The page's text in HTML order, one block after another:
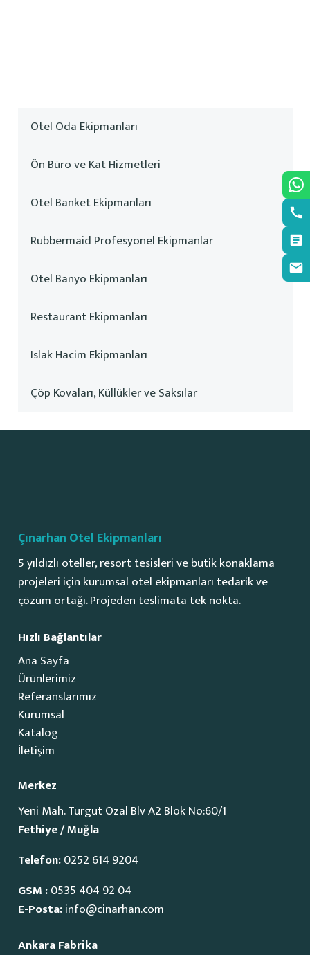
Otel Oda Ekipmanları
Ön Büro ve Kat Hizmetleri
Otel Banket Ekipmanları
Rubbermaid Profesyonel Ekipmanlar
Otel Banyo Ekipmanları
Restaurant Ekipmanları
Islak Hacim Ekipmanları
Çöp Kovaları, Küllükler ve Saksılar
Çınarhan Otel Ekipmanları
5 yıldızlı oteller, resort tesisleri ve butik konaklama
projeleri için kurumsal otel ekipmanları tedarik ve
çözüm ortağı. Projeden teslimata tek nokta.
Hızlı Bağlantılar
Ana Sayfa
Ürünlerimiz
Referanslarımız
Kurumsal
Katalog
İletişim
Merkez
Yeni Mah. Turgut Özal Blv A2 Blok No:60/1
Fethiye / Muğla
Telefon:0252 614 9204
GSM :0535 404 92 04
E-Posta:info@cinarhan.com
Ankara Fabrika